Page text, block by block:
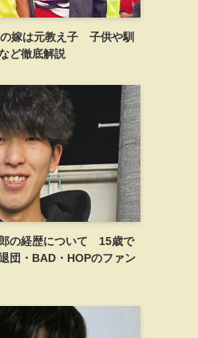
の嫁は元教え子 子供や馴
ど徹底解説
郎の経歴について 15歳で
団・BAD・HOPのファン